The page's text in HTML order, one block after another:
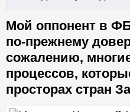
Мой оппонент в
по-прежнему
сожалению,
процессов,
просторах стран